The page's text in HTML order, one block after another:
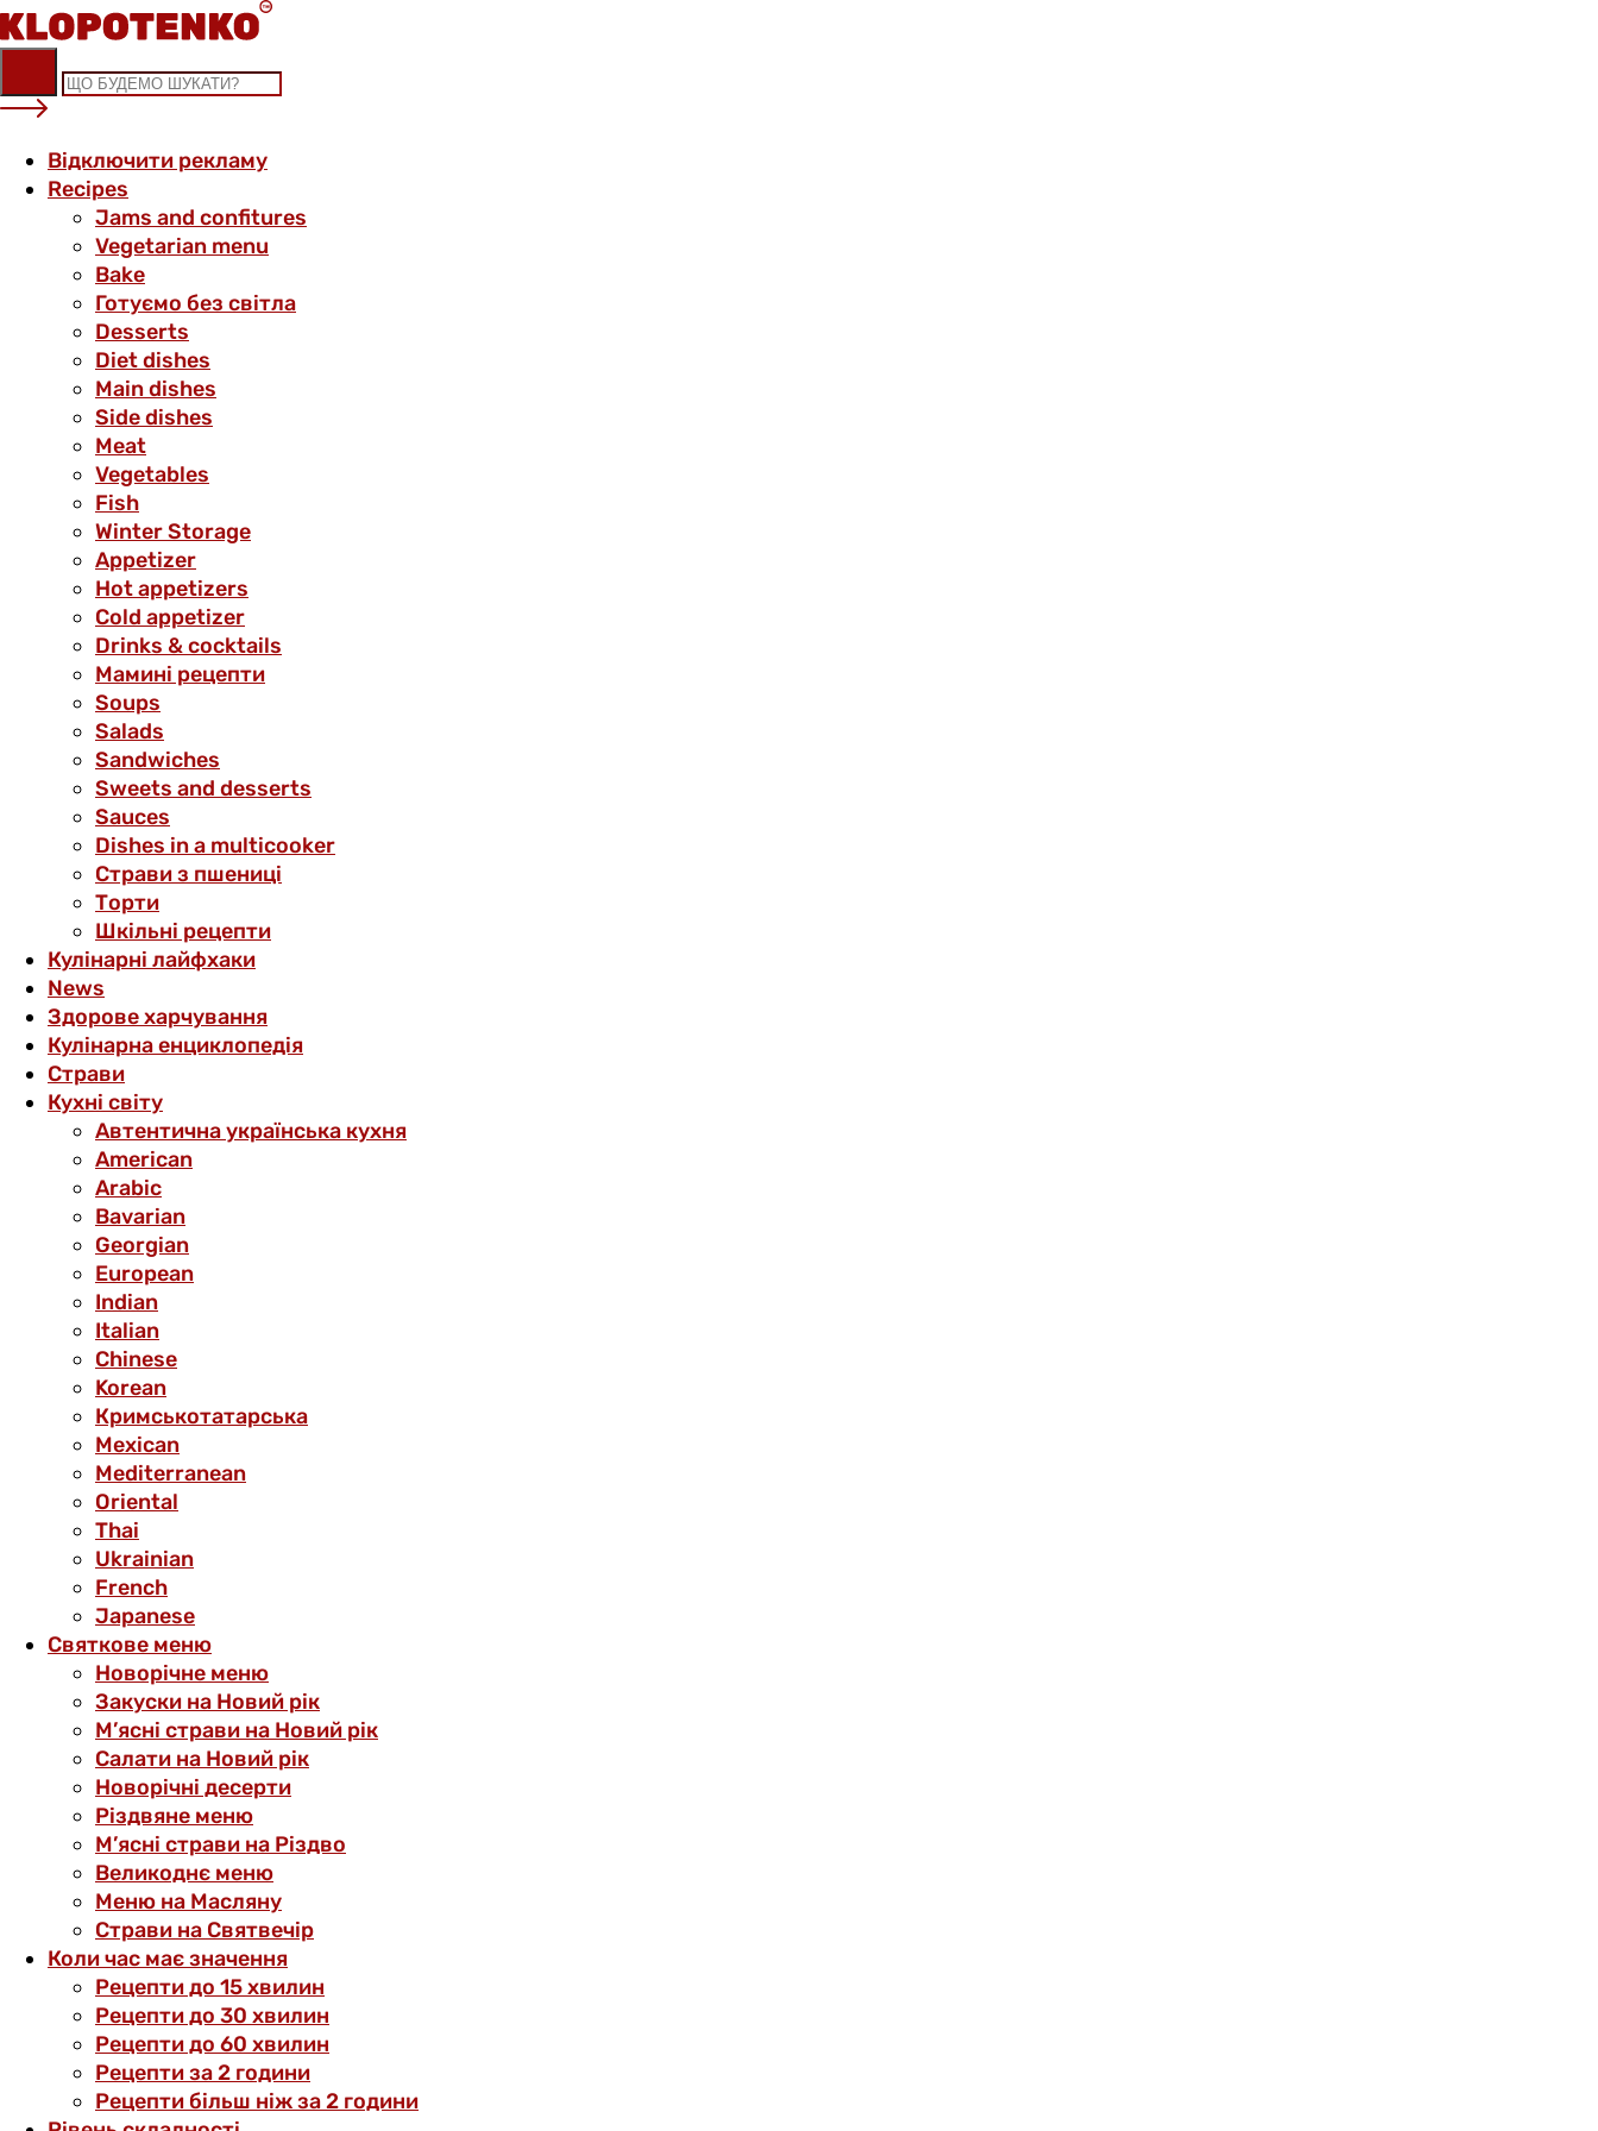
Skip
to
content
Відключити рекламу
Recipes
Jams and confitures
Vegetarian menu
Bake
Готуємо без світла
Desserts
Diet dishes
Main dishes
Side dishes
Meat
Vegetables
Fish
Winter Storage
Аppetizer
Hot appetizers
Cold appetizer
Drinks & cocktails
Мамині рецепти
Soups
Salads
Sandwiches
Sweets and desserts
Sauces
Dishes in a multicooker
Страви з пшениці
Торти
Шкільні рецепти
Кулінарні лайфхаки
News
Здорове харчування
Кулінарна енциклопедія
Страви
Кухні світу
Автентична українська кухня
American
Arabic
Bavarian
Georgian
European
Indian
Italian
Chinese
Korean
Кримськотатарська
Mexican
Mediterranean
Oriental
Thai
Ukrainian
French
Japanese
Святкове меню
Новорічне меню
Закуски на Новий рік
М’ясні страви на Новий рік
Салати на Новий рік
Новорічні десерти
Різдвяне меню
М’ясні страви на Різдво
Великоднє меню
Меню на Масляну
Страви на Святвечір
Коли час має значення
Рецепти до 15 хвилин
Рецепти до 30 хвилин
Рецепти до 60 хвилин
Рецепти за 2 години
Рецепти більш ніж за 2 години